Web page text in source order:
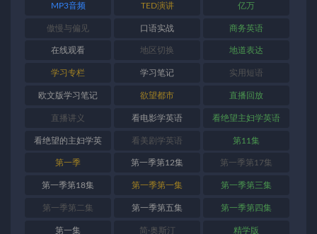
MP3音频 TED演讲 亿万
傲慢与偏见 口语实战 商务英语
在线观看 地区切换 地道表达
学习专栏 学习笔记 实用短语
欧文版学习笔记 欲望都市 直播回放
直播讲义 看电影学英语 看绝望主妇学英语
看绝望的主妇学英
语
看美剧学英语 第11集
第一季 第一季第12集 第一季第17集
第一季第18集 第一季第一集 第一季第三集
第一季第二集 第一季第五集 第一季第四集
第一集 简·奥斯汀 精学版